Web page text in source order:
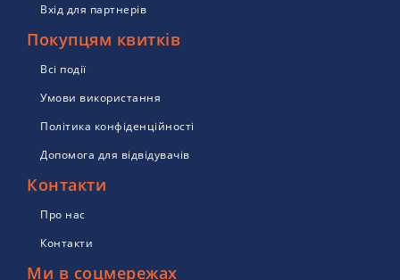
Вхід для партнерів
Покупцям квитків
Всі події
Умови використання
Політика конфіденційності
Допомога для відвідувачів
Контакти
Про нас
Контакти
Ми в соцмережах